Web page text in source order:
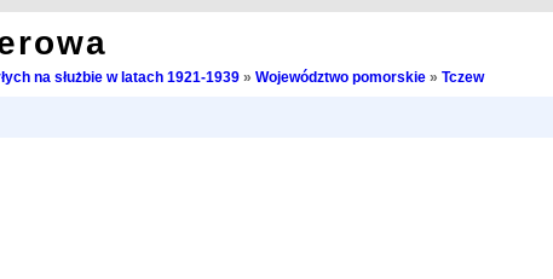
na służbie w latach 1921-1939» Województwo pomorskie» Tczew